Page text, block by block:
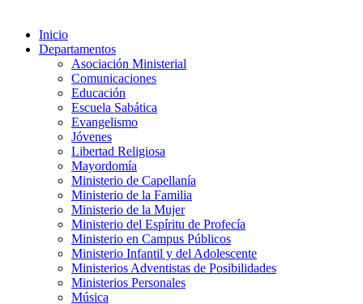
Inicio
Departamentos
Asociación Ministerial
Comunicaciones
Educación
Escuela Sabática
Evangelismo
Jóvenes
Libertad Religiosa
Mayordomía
Ministerio de Capellanía
Ministerio de la Familia
Ministerio de la Mujer
Ministerio del Espíritu de Profecía
Ministerio en Campus Públicos
Ministerio Infantil y del Adolescente
Ministerios Adventistas de Posibilidades
Ministerios Personales
Música